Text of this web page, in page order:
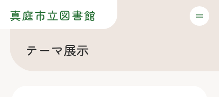
真庭市立図書館
テーマ展示